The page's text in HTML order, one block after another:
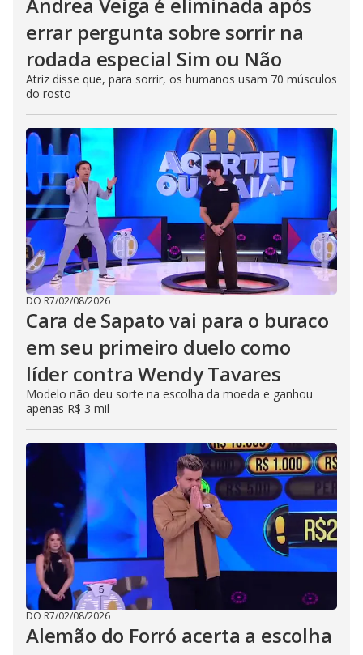
errar pergunta sobre sorrir na
rodada especial Sim ou Não
Atriz disse que, para sorrir, os humanos usam 70 músculos
do rosto
DO R7/02/08/2026
Cara de Sapato vai para o buraco
em seu primeiro duelo como
líder contra Wendy Tavares
Modelo não deu sorte na escolha da moeda e ganhou
apenas R$ 3 mil
DO R7/02/08/2026
Alemão do Forró acerta a escolha